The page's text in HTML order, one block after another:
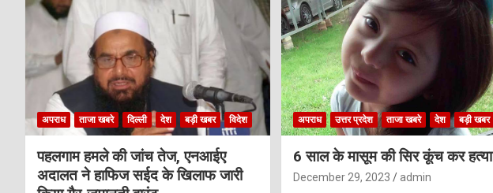
अपराध ताजा खबरे दिल्ली देश बड़ी खबर विदेश
पहलगाम हमले की जांच तेज, एनआईए
अदालत ने हाफिज सईद के खिलाफ जारी
अपराध उत्तर प्रदेश ताजा खबरे देश बड़ी खबर
6 साल के मासूम की सिर कूंच कर हत्या
December 29, 2023 admin